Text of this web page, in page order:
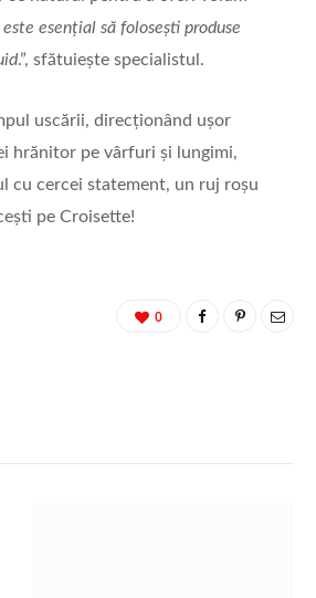
esențial să folosești produse
.”, sfătuiește specialistul.
uscării, direcționând ușor
hrănitor pe vârfuri și lungimi,
cu cercei statement, un ruj roșu
pe Croisette!
0